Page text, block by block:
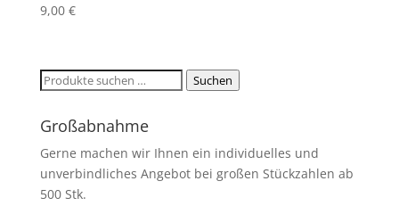
9,00 €
Suchen
Suchen
Großabnahme
Gerne machen wir Ihnen ein individuelles und
unverbindliches Angebot bei großen Stückzahlen ab
500 Stk.